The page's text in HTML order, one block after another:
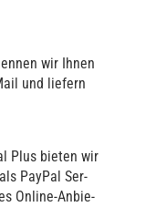
wir Ihnen
und lie­fern
Plus bie­ten wir
Pay­Pal Ser­
Online-Anbie­